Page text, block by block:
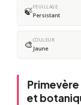
🍃FEUILLAGE
Persistant
🎨COULEUR
Jaune
et